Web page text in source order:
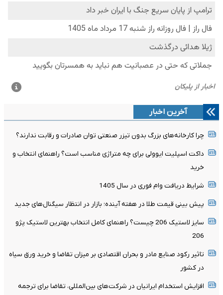
آخرین اخبار
چرا کارخانه‌های بزرگ بدون تیزر صنعتی توان صادرات و رقابت ندارند؟
داکت اسپلیت ایوولی برای چه متراژی مناسب است؟ راهنمای انتخاب و
خرید
شرایط دریافت وام فوری در سال 1405
پیش بینی قیمت طلا در هفته آینده؛ بازار در انتظار سیگنال‌های جدید
سایز لاستیک 206 چیست؟ راهنمای کامل انتخاب بهترین لاستیک پژو
206
تاثیر رکود صنایع مادر و بحران اقتصادی بر میزان تقاضا و خرید ورق سیاه
در کشور
افزایش استخدام ایرانیان در شرکت‌های بین‌المللی، تقاضا برای ترجمه